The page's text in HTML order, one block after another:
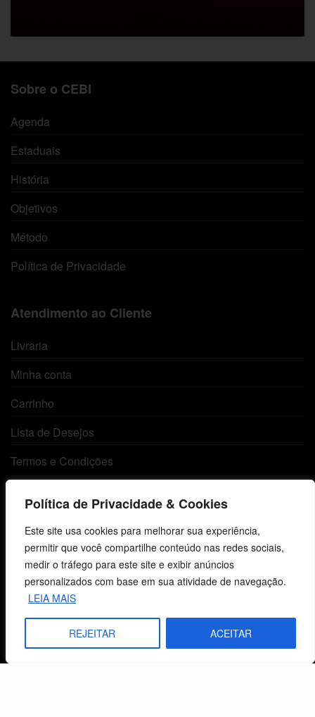
Política de Privacidade & Cookies
Este site usa cookies para melhorar sua experiência,
permitir que você compartilhe conteúdo nas redes sociais,
medir o tráfego para este site e exibir anúncios
personalizados com base em sua atividade de navegação.
LEIA MAIS
REJEITAR ACEITAR
Sobre o CEBI
Agenda
Estaduais
História
Objetivos
Método
Política de Privacidade
Atendimento ao Cliente
Livraria
Minha conta
Carrinho
Lista de Desejos
Termos e Condições
Centro de Estudos Bíblicos
CNPJ: 29.832.607/0001-10
São Leopoldo, RS, Brasil
Fale Conosco